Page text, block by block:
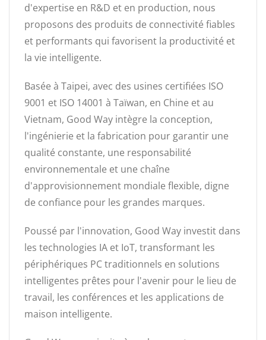
d'expertise en R&D et en production, nous
proposons des produits de connectivité fiables
et performants qui favorisent la productivité et
la vie intelligente.
Basée à Taipei, avec des usines certifiées ISO
9001 et ISO 14001 à Taïwan, en Chine et au
Vietnam, Good Way intègre la conception,
l'ingénierie et la fabrication pour garantir une
qualité constante, une responsabilité
environnementale et une chaîne
d'approvisionnement mondiale flexible, digne
de confiance pour les grandes marques.
Poussé par l'innovation, Good Way investit dans
les technologies IA et IoT, transformant les
périphériques PC traditionnels en solutions
intelligentes prêtes pour l'avenir pour le lieu de
travail, les conférences et les applications de
maison intelligente.